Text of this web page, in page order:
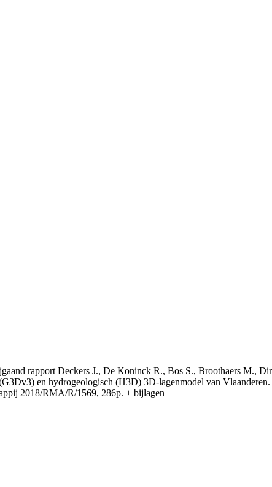
rapport Deckers J., De Koninck R., Bos S., Broothaers M.,
en hydrogeologisch (H3D) 3D-lagenmodel van
2018/RMA/R/1569, 286p. + bijlagen